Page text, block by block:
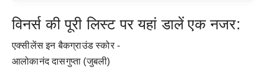
विनर्स की पूरी लिस्ट पर यहां डालें एक नजर:
एक्सीलेंस इन बैकग्राउंड स्कोर -
आलोकानंद दासगुप्ता (जुबली)